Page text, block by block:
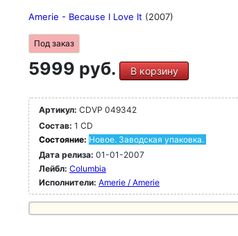
Amerie - Because I Love It (2007)
Под заказ
5999 руб. В корзину
Артикул: CDVP 049342
Состав: 1 CD
Состояние: Новое. Заводская упаковка.
Дата релиза: 01-01-2007
Лейбл: Columbia
Исполнители: Amerie / Amerie